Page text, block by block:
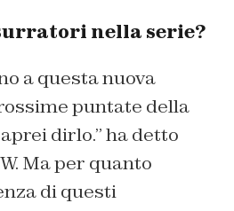
nella serie?
a questa nuova
puntate della
dirlo.”ha detto
Ma per quanto
di questi